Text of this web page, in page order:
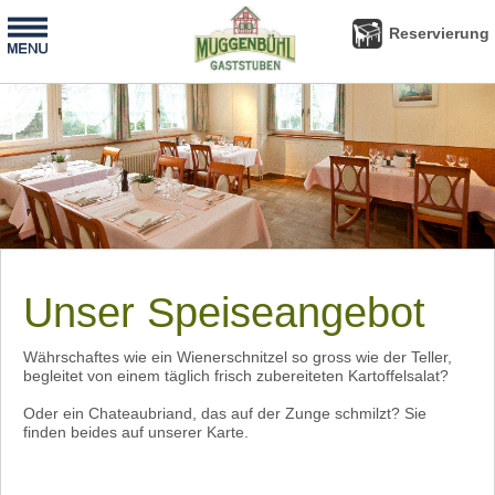
Reservierung Reservierung
Unser Speiseangebot
Währschaftes wie ein Wienerschnitzel so gross wie der Teller,
begleitet von einem täglich frisch zubereiteten Kartoffelsalat?
Oder ein Chateaubriand, das auf der Zunge schmilzt? Sie
finden beides auf unserer Karte.